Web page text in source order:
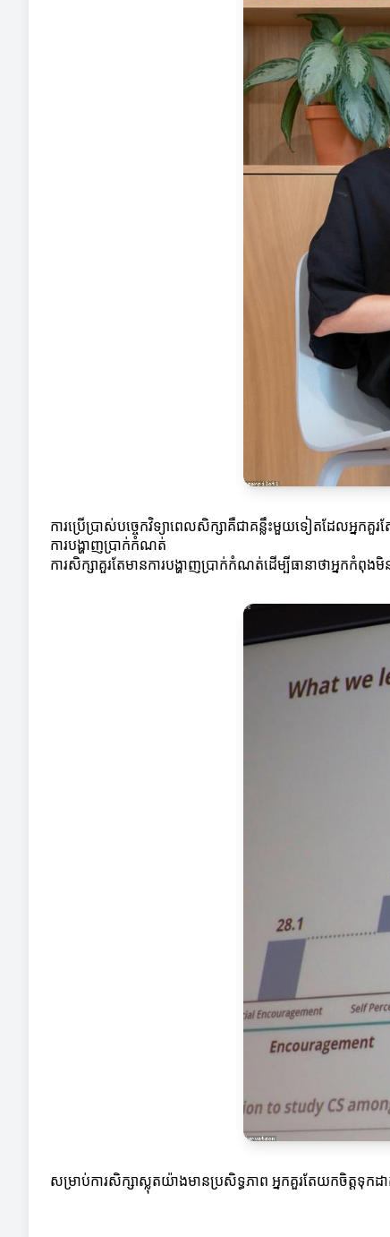
ការប្រើប្រាស់បច្ចេកវិទ្យាពេលសិក្សាគឺជាគន្លឹះមួយទៀតដែលអ្ន
ការបង្ហាញប្រាក់កំណត់
ការសិក្សាគួរតែមានការបង្ហាញប្រាក់កំណត់ដើម្បីធានាថាអ្នកកំពុង
សម្រាប់ការសិក្សាស្លុតយ៉ាងមានប្រសិទ្ធភាព អ្នកគួរតែយកចិត្តទុ